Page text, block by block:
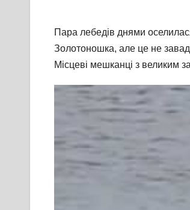
Пара лебедів днями
Золотоношка, але це не
Місцеві мешканці з великим